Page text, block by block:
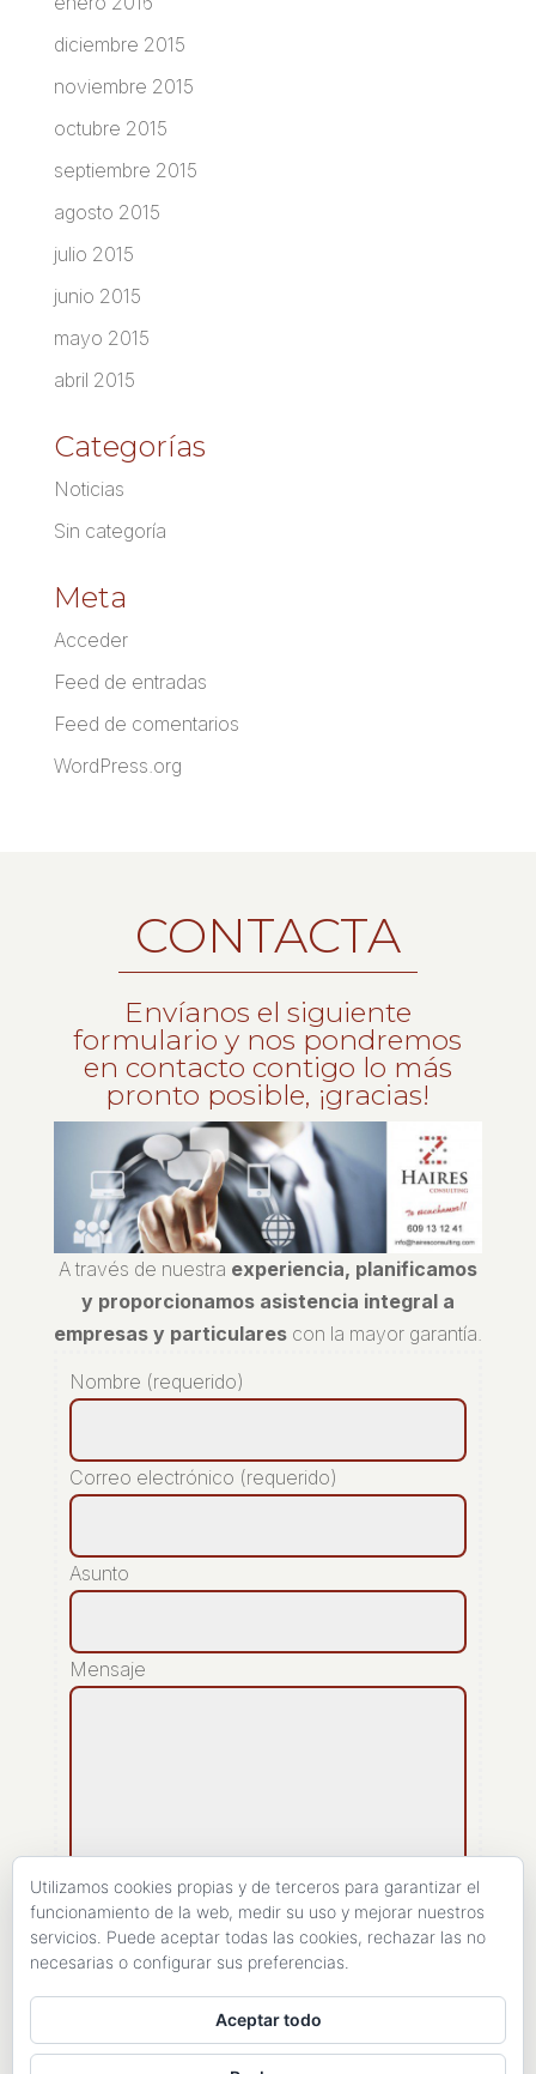
diciembre 2015
noviembre 2015
octubre 2015
septiembre 2015
agosto 2015
julio 2015
junio 2015
mayo 2015
abril 2015
Categorías
Noticias
Sin categoría
Meta
Acceder
Feed de entradas
Feed de comentarios
WordPress.org
CONTACTA
Envíanos el siguiente
formulario y nos pondremos
en contacto contigo lo más
pronto posible, ¡gracias!
A través de nuestra experiencia, planificamos
y proporcionamos asistencia integral a
empresas y particularescon la mayor garantía.
Nombre (requerido)
Correo electrónico (requerido)
Asunto
Mensaje
[recaptcha]
Utilizamos cookies propias y de terceros para garantizar el
funcionamiento de la web, medir su uso y mejorar nuestros
servicios. Puede aceptar todas las cookies, rechazar las no
necesarias o configurar sus preferencias.
Aceptar todo